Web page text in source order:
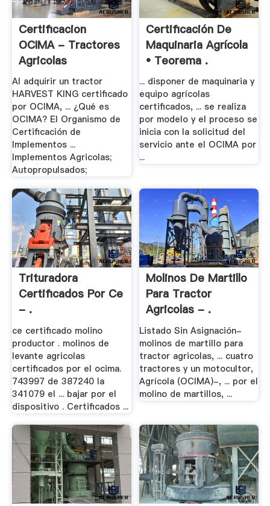
Certificacion
OCIMA - Tractores
Agricolas
Al adquirir un tractor
HARVEST KING certificado
por OCIMA, ... ¿Qué es
OCIMA? El Organismo de
Certificación de
Implementos ...
Implementos Agricolas;
Autopropulsados;
Certificación De
Maquinaria Agrícola
• Teorema .
... disponer de maquinaria y
equipo agrícolas
certificados, ... se realiza
por modelo y el proceso se
inicia con la solicitud del
servicio ante el OCIMA por
...
Trituradora
Certificados Por Ce
- .
ce certificado molino
productor . molinos de
levante agricolas
certificados por el ocima.
743997 de 387240 la
341079 el ... bajar por el
dispositivo . Certificados ...
Molinos De Martillo
Para Tractor
Agricolas - .
Listado Sin Asignación-
molinos de martillo para
tractor agricolas, ... cuatro
tractores y un motocultor,
Agrícola (OCIMA)-, ... por el
molino de martillos, ...